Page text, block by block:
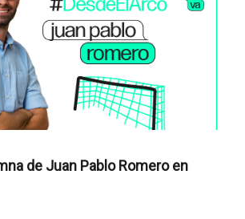
de Juan Pablo Romero en